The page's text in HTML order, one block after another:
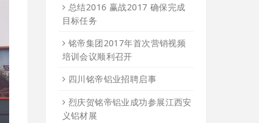
总结2016 赢战2017 确保完成
目标任务
铭帝集团2017年首次营销视频
培训会议顺利召开
四川铭帝铝业招聘启事
烈庆贺铭帝铝业成功参展江西安
义铝材展